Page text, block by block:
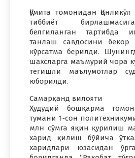
Қўмита томонидан
тиббиёт
белгиланган тартибда
танлаш савдосини бекор
кўрсатма берилди.
шахсларга маъмурий чора
тегишли маълумотлар
юборилди.
Самарқанд вилояти
Ҳудудий бошқарма
тумани 1-сон
млн сўмга яқин қурилиш
харид қилиш бўйича
харидлари юзасидан